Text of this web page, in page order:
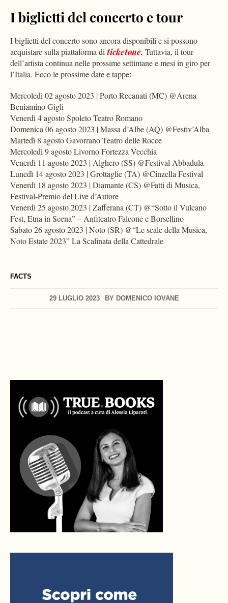
FACTS
29 LUGLIO 2023 BY DOMENICO IOVANE
I biglietti del concerto e tour
I biglietti del concerto sono ancora disponibili e si possono
acquistare sulla piattaforma diticketone. Tuttavia, il tour
dell’artista continua nelle prossime settimane e mesi in giro per
l’Italia. Ecco le prossime date e tappe:
Mercoledì 02 agosto 2023 | Porto Recanati (MC) @Arena
Beniamino Gigli
Venerdì 4 agosto Spoleto Teatro Romano
Domenica 06 agosto 2023 | Massa d’Albe (AQ) @Festiv’Alba
Martedì 8 agosto Gavorrano Teatro delle Rocce
Mercoledì 9 agosto Livorno Fortezza Vecchia
Venerdì 11 agosto 2023 | Alghero (SS) @Festival Abbadula
Lunedì 14 agosto 2023 | Grottaglie (TA) @Cinzella Festival
Venerdì 18 agosto 2023 | Diamante (CS) @Fatti di Musica,
Festival-Premio del Live d’Autore
Venerdì 25 agosto 2023 | Zafferana (CT) @“Sotto il Vulcano
Fest, Etna in Scena” – Anfiteatro Falcone e Borsellino
Sabato 26 agosto 2023 | Noto (SR) @“Le scale della Musica,
Noto Estate 2023” La Scalinata della Cattedrale